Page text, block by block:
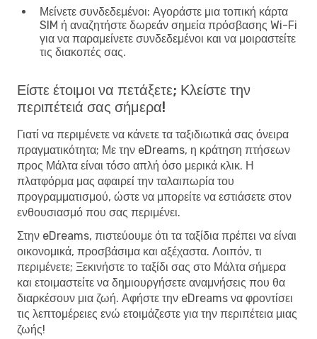
Μείνετε συνδεδεμένοι: Αγοράστε μια τοπική κάρτα
SIM ή αναζητήστε δωρεάν σημεία πρόσβασης Wi-Fi
για να παραμείνετε συνδεδεμένοι και να μοιραστείτε
τις διακοπές σας.
Είστε έτοιμοι να πετάξετε; Κλείστε την
περιπέτειά σας σήμερα!
Γιατί να περιμένετε να κάνετε τα ταξιδιωτικά σας όνειρα
πραγματικότητα; Με την eDreams, η κράτηση πτήσεων
προς Μάλτα είναι τόσο απλή όσο μερικά κλικ. Η
πλατφόρμα μας αφαιρεί την ταλαιπωρία του
προγραμματισμού, ώστε να μπορείτε να εστιάσετε στον
ενθουσιασμό που σας περιμένει.
Στην eDreams, πιστεύουμε ότι τα ταξίδια πρέπει να είναι
οικονομικά, προσβάσιμα και αξέχαστα. Λοιπόν, τι
περιμένετε; Ξεκινήστε το ταξίδι σας στο Μάλτα σήμερα
και ετοιμαστείτε να δημιουργήσετε αναμνήσεις που θα
διαρκέσουν μια ζωή. Αφήστε την eDreams να φροντίσει
τις λεπτομέρειες ενώ ετοιμάζεστε για την περιπέτεια μιας
ζωής!